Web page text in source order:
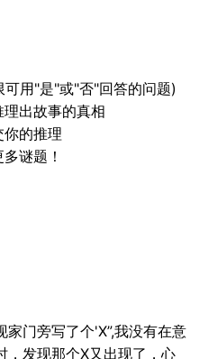
用"是"或"否"回答的问题)
出故事的真相
你的推理
谜题！
门旁写了个'X”,我没有在意
，发现那个X又出现了，心